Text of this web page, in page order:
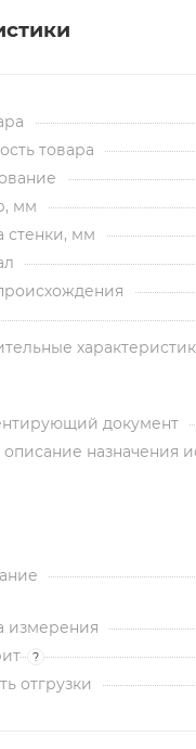
товара
мм
стенки, мм
документ
описание назначения
измерения
?
отгрузки